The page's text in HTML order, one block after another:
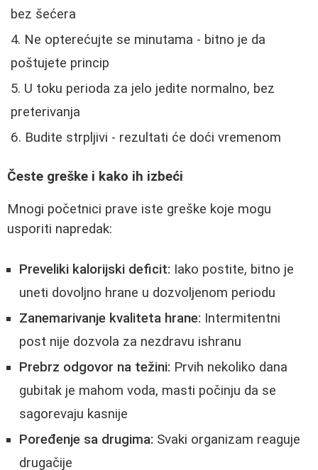
bez šećera
Ne opterećujte se minutama - bitno je da
poštujete princip
U toku perioda za jelo jedite normalno, bez
preterivanja
Budite strpljivi - rezultati će doći vremenom
Česte greške i kako ih izbeći
Mnogi početnici prave iste greške koje mogu
usporiti napredak:
Preveliki kalorijski deficit: Iako postite, bitno je
uneti dovoljno hrane u dozvoljenom periodu
Zanemarivanje kvaliteta hrane: Intermitentni
post nije dozvola za nezdravu ishranu
Prebrz odgovor na težini: Prvih nekoliko dana
gubitak je mahom voda, masti počinju da se
sagorevaju kasnije
Poređenje sa drugima: Svaki organizam reaguje
drugačije